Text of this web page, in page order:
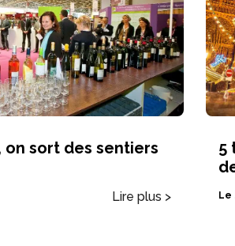
on sort des sentiers
Lire plus >
5
Le